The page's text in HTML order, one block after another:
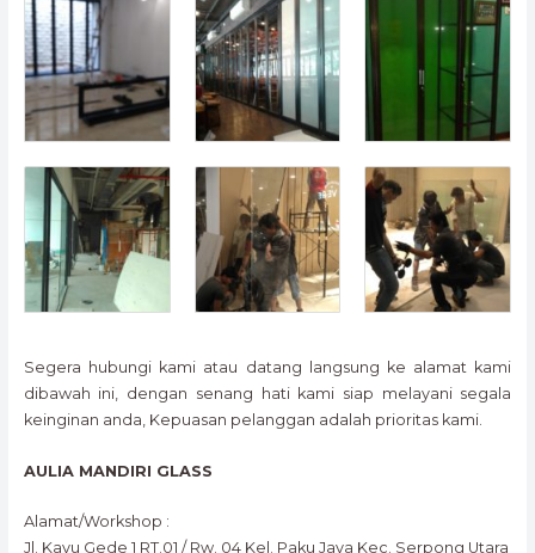
Segera hubungi kami atau datang langsung ke alamat kami
dibawah ini, dengan senang hati kami siap melayani segala
keinginan anda, Kepuasan pelanggan adalah prioritas kami.
AULIA MANDIRI GLASS
Alamat/Workshop :
Jl. Kayu Gede 1 RT.01 / Rw. 04 Kel. Paku Jaya Kec. Serpong Utara